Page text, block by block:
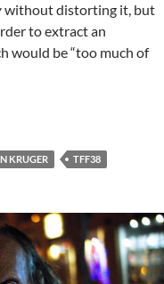
without distorting it, but
to extract an
would be “too much of
By RYAN KRUGER
KRUGER TFF38